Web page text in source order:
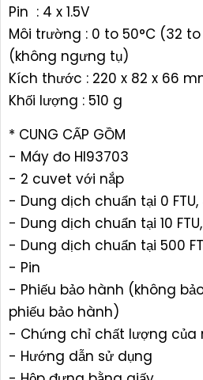
Pin : 4 x 1.5V
Môi trường : 0 to 50°C (32 to
(không ngưng tụ)
Kích thước : 220 x 82 x 66
Khối lượng : 510 g
* CUNG CẤP GỒM
- Máy đo HI93703
- 2 cuvet với nắp
- Dung dịch chuẩn tại 0 FTU,
- Dung dịch chuẩn tại 10
- Dung dịch chuẩn tại 500
- Pin
- Phiếu bảo hành (không
phiếu bảo hành)
- Chứng chỉ chất lượng của
- Hướng dẫn sử dụng